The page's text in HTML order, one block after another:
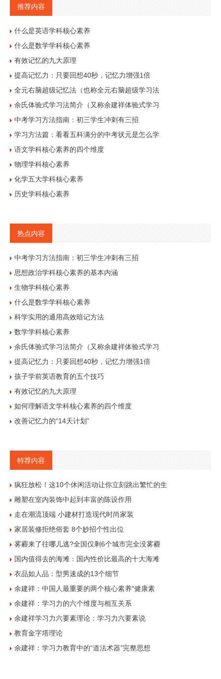
推荐内容
什么是英语学科核心素养
什么是数学学科核心素养
有效记忆的九大原理
提高记忆力：只要回想40秒，记忆力增强1倍
全元右脑超级记忆法（也称全元右脑超级学习法
余氏体验式学习法简介（又称余建祥体验式学习
中考学习方法指南：初三学生冲刺有三招
学习方法篇：看看五科满分的中考状元是怎么学
语文学科核心素养的四个维度
物理学科核心素养
化学五大学科核心素养
历史学科核心素养
热点内容
中考学习方法指南：初三学生冲刺有三招
思想政治学科核心素养的基本内涵
生物学科核心素养
什么是数学学科核心素养
科学实用的通用高效暗记方法
数学学科核心素养
余氏体验式学习法简介（又称余建祥体验式学习
提高记忆力：只要回想40秒，记忆力增强1倍
孩子学前英语教育的五个技巧
有效记忆的九大原理
如何理解语文学科核心素养的四个维度
改善记忆力的“14天计划”
特荐内容
疯狂放松！这10个休闲活动让你立刻跳出繁忙的生
雕塑在室内装饰中起到丰富的陈设作用
走在潮流顶端 小建材打造现代时尚家装
家居装修拒绝俗套 8个妙招个性出位
雾霾来了往哪儿逃?全国仅剩6个城市完全没雾霾
国内值得去的海滩：国内性价比最高的十大海滩
衣品如人品：型男速成的13个细节
余建祥：中国人最重要的两个核心素养“健康素
余建祥：学习力的六个维度与相互关系
余建祥学习力六要素理论：学习力六要素说
教育金字塔理论
余建祥：学习力教育中的“道法术器”完整思想